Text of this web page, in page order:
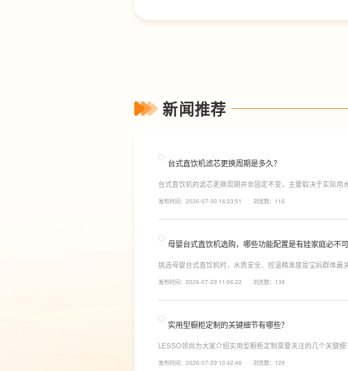
新闻推荐
台式直饮机滤芯更换周期是多久？
台式直饮机的滤芯更换周期并非固定不变，主要取决于实际用
命相对较长，通常在2至3年左右，而后置活性炭滤芯则建议每
发布时间：2026-07-30 16:23:51 浏览数：116
母婴台式直饮机选购，哪些功能配置是有娃家庭必不可
挑选母婴台式直饮机时，水质安全、控温精准度是宝妈群体最
同，机型需搭载多档精准控温功能，45℃低温冲奶、85℃泡辅
发布时间：2026-07-29 11:06:22 浏览数：138
实用型橱柜定制的关键细节有哪些？
LESSO领尚为大家介绍实用型橱柜定制需要关注的几个关键
柜、地柜、高柜等收纳空间，并配置抽屉分区、拉篮、转角收
发布时间：2026-07-29 10:42:46 浏览数：128